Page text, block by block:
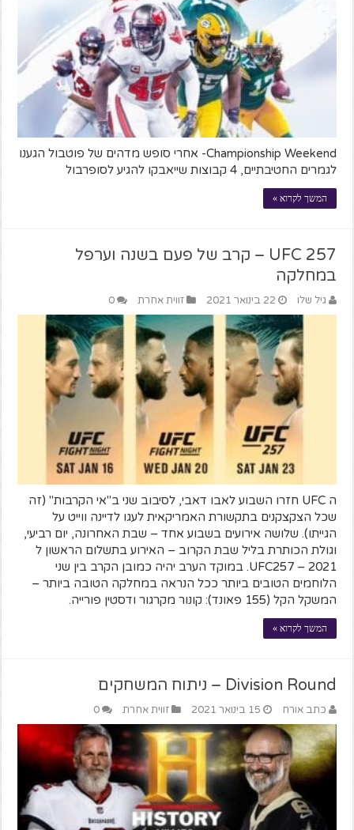
Championship Weekend- אחרי סופש מדהים של פוטבול הגענו
לגמרים החטיבתיים, 4 קבוצות שייאבקו להגיע לסופרבול
המשך לקרוא »
UFC 257 – קרב של פעם בשנה וערפל
במחלקה
גיל שלו 22 בינואר 2021 זווית אחרת 0
ה UFC חזרו השבוע לאבו דאבי, לסיבוב שני ב"אי הקרבות" (זה
שכל הצקצקנים בתקשורת האמריקאית לעגו לדיינה ווייט על
הגייתו). שלושה אירועים בשבוע אחד – שבת האחרונה, יום רביעי,
וגולת הכותרת בליל שבת הקרוב – האירוע בתשלום הראשון ל
2021 – UFC257. במוקד הערב יהיה כמובן הקרב בין שני
הלוחמים הטובים ביותר ככל הנראה במחלקה הטובה ביותר –
המשקל הקל (155 פאונד): קונור מקרגור ודסטין פורייה.
המשך לקרוא »
Division Round – ניתוח המשחקים
כתב אורח 15 בינואר 2021 זווית אחרת 0